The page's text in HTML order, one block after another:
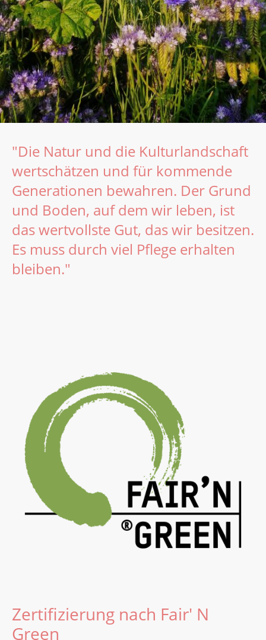
"Die Natur und die Kultur­land­schaft
wert­schätzen und für kommende
Gene­rationen bewahren. Der Grund
und Boden, auf dem wir leben, ist
das wert­vollste Gut, das wir besitzen.
Es muss durch viel Pflege erhal­ten
bleiben."
Zertifizierung nach Fair' N
Green